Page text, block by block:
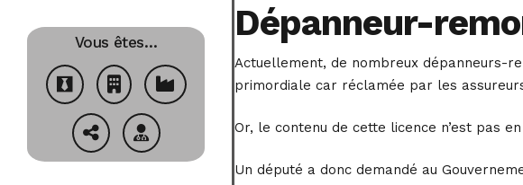
Vous êtes… Dépanneur-
Actuellement, de nombreux dépanneurs-
primordiale car réclamée par les
Or, le contenu de cette licence n’est pas
Un député a donc demandé au